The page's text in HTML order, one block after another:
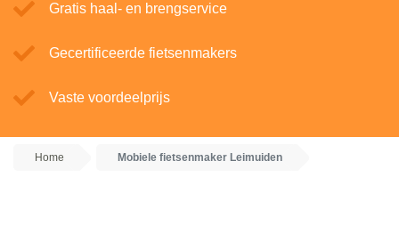
Gratis haal- en brengservice
Gecertificeerde fietsenmakers
Vaste voordeelprijs
Home Mobiele fietsenmaker Leimuiden